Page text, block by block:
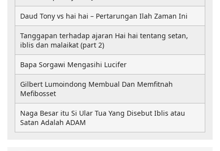
Daud Tony vs hai hai – Pertarungan Ilah Zaman Ini
Tanggapan terhadap ajaran Hai hai tentang setan,
iblis dan malaikat (part 2)
Bapa Sorgawi Mengasihi Lucifer
Gilbert Lumoindong Membual Dan Memfitnah
Mefibosset
Naga Besar itu Si Ular Tua Yang Disebut Iblis atau
Satan Adalah ADAM